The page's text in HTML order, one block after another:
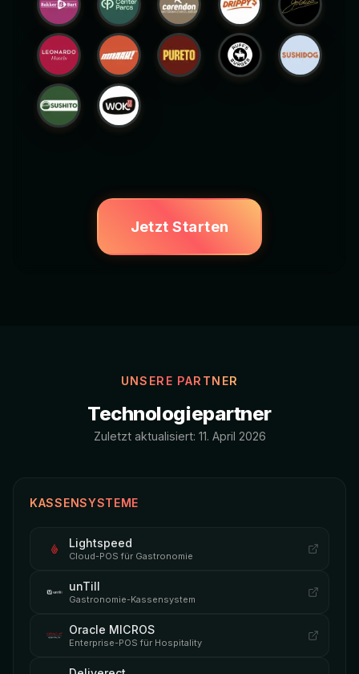
Jetzt Starten
UNSERE PARTNER
Technologiepartner
Zuletzt aktualisiert: 11. April 2026
KASSENSYSTEME
Lightspeed
Cloud-POS für Gastronomie
unTill
Gastronomie-Kassensystem
Oracle MICROS
Enterprise-POS für Hospitality